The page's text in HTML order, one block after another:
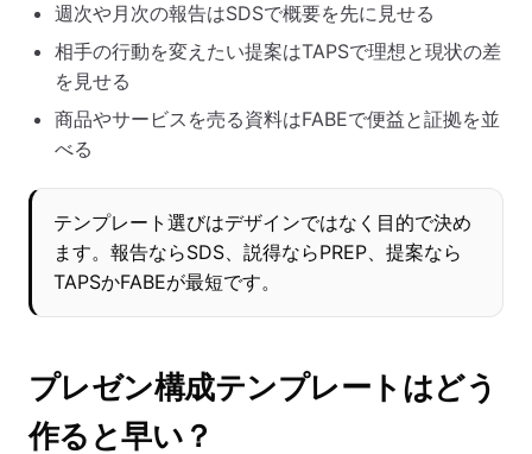
週次や月次の報告はSDSで概要を先に見せる
相手の行動を変えたい提案はTAPSで理想と現状の差
を見せる
商品やサービスを売る資料はFABEで便益と証拠を並
べる
テンプレート選びはデザインではなく目的で決め
ます。報告ならSDS、説得ならPREP、提案なら
TAPSかFABEが最短です。
プレゼン構成テンプレートはどう
作ると早い？